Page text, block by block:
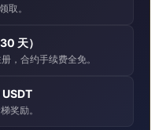
取。
天）
，合约手续费全免。
奖励。